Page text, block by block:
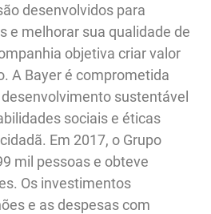
desenvolvidos para
e melhorar sua qualidade de
objetiva criar valor
A Bayer é comprometida
sustentável
sociais e éticas
Em 2017, o Grupo
mil pessoas e obteve
Os investimentos
e as despesas com